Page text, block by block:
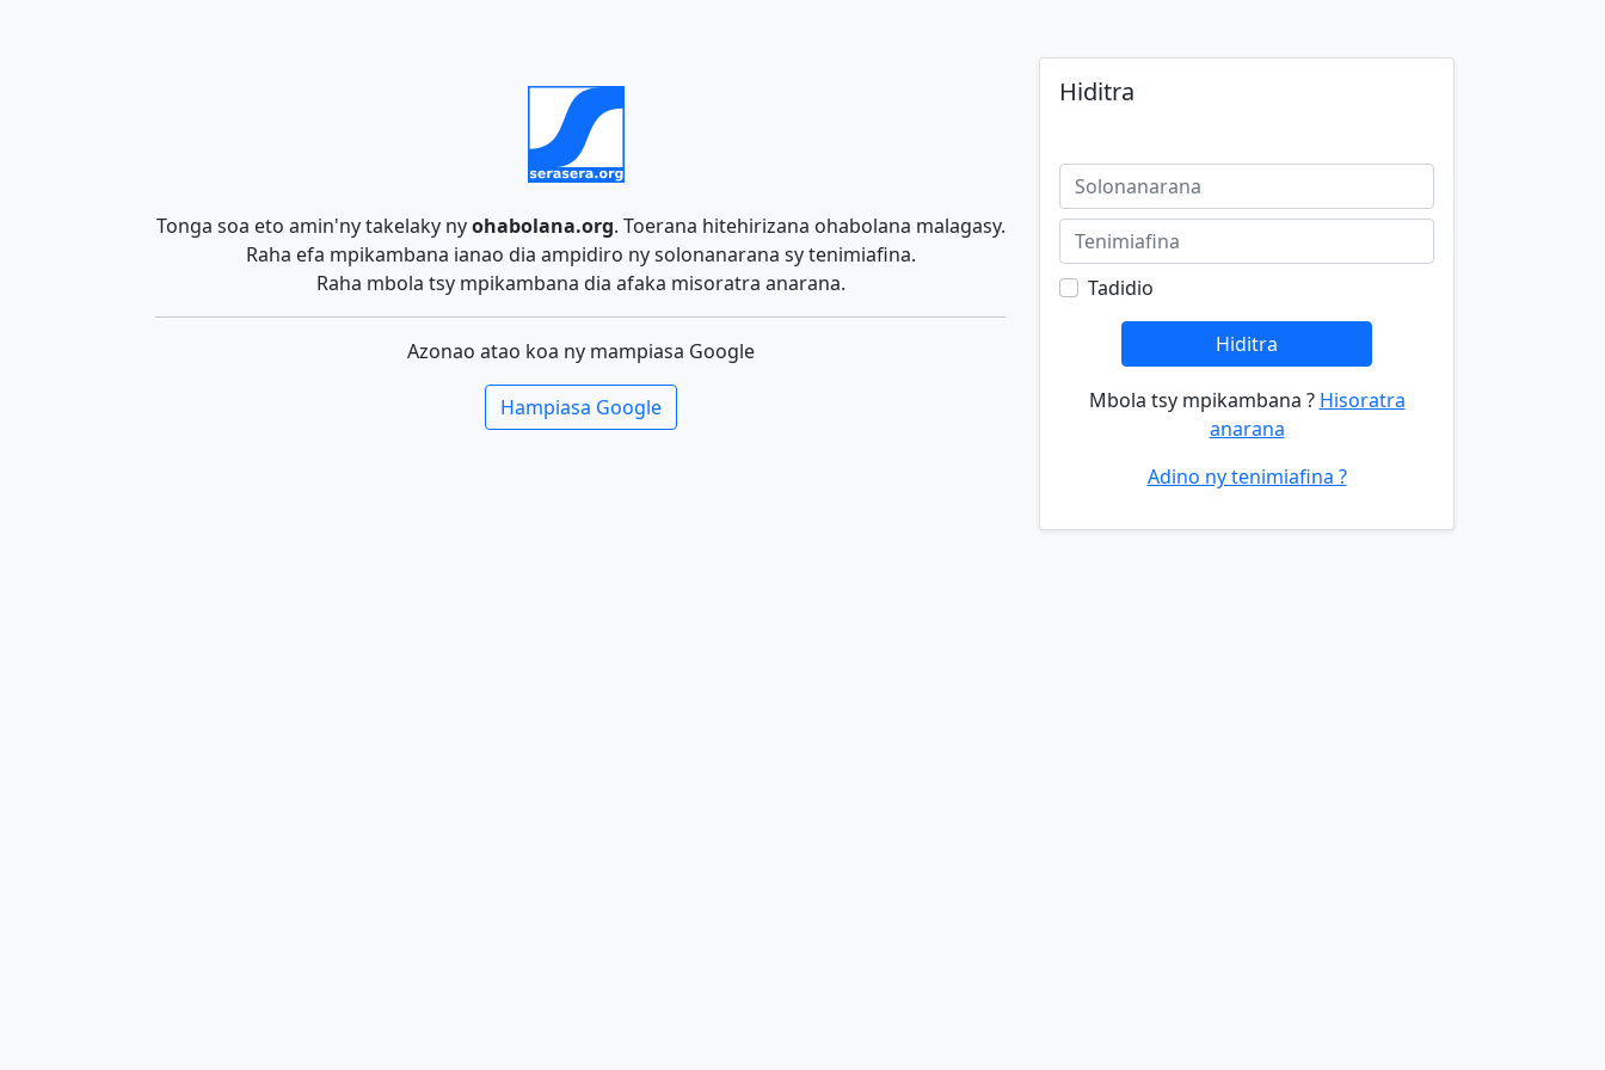
Tonga soa eto amin'ny takelaky nyohabolana.org. Toerana hitehirizana ohabolana malagasy.
Raha efa mpikambana ianao dia ampidiro ny solonanarana sy tenimiafina.
Raha mbola tsy mpikambana dia afaka misoratra anarana.
Azonao atao koa ny mampiasa Google
Hampiasa Google
Hiditra
Tadidio
Hiditra
Mbola tsy mpikambana ? Hisoratra
anarana
Adino ny tenimiafina ?